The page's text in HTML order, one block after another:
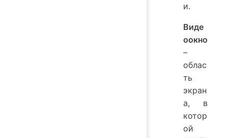
и.
Виде
оокно
–
облас
ть
экран
а, в
котор
ой